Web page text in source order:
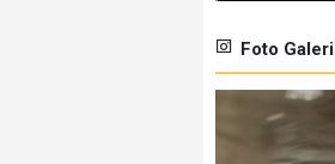
Foto Galeri